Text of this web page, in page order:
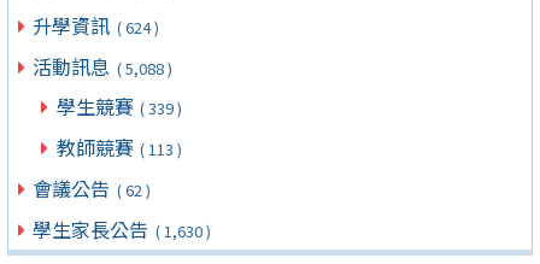
升學資訊 ( 624 )
活動訊息 ( 5,088 )
學生競賽 ( 339 )
教師競賽 ( 113 )
會議公告 ( 62 )
學生家長公告 ( 1,630 )